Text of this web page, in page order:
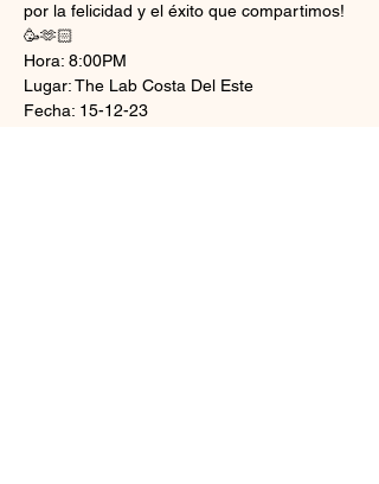
por la felicidad y el éxito que compartimos!
🥳🫶🏻
Hora: 8:00PM
Lugar: The Lab Costa Del Este
Fecha: 15-12-23